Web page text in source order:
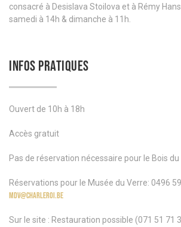
consacré à Desislava Stoilova et à Rémy
samedi à 14h & dimanche à 11h.
INFOS PRATIQUES
Ouvert de 10h à 18h
Accès gratuit
Pas de réservation nécessaire pour le Bois
Réservations pour le Musée du Verre: 0496
mdv@charleroi.be
Sur le site : Restauration possible (071 51 71